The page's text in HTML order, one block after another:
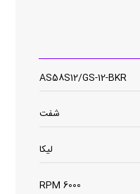
AS58S12/GS-12-BKR
شفت
لیکا
6000 RPM